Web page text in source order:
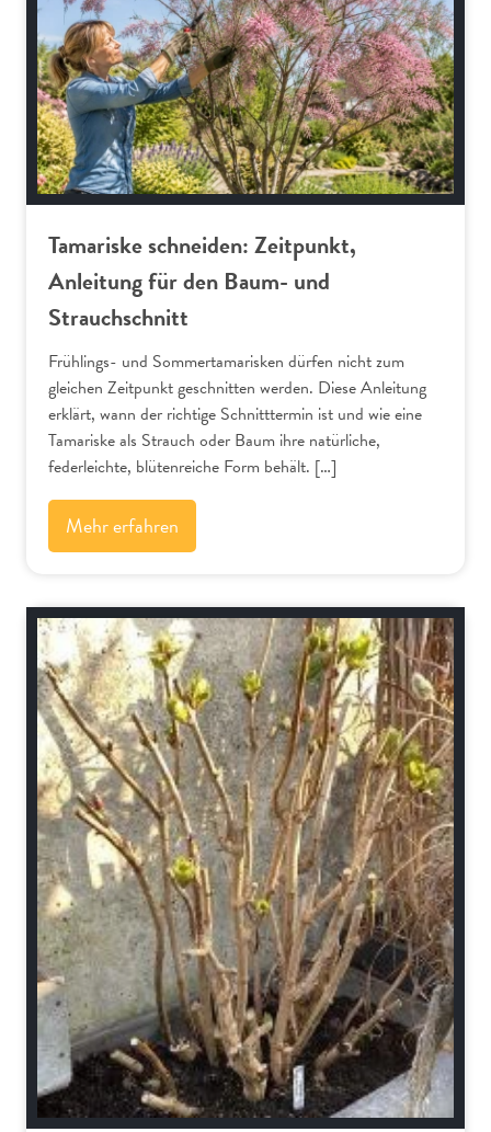
Tamariske schneiden: Zeitpunkt,
Anleitung für den Baum- und
Strauchschnitt
Frühlings- und Sommertamarisken dürfen nicht zum
gleichen Zeitpunkt geschnitten werden. Diese Anleitung
erklärt, wann der richtige Schnitttermin ist und wie eine
Tamariske als Strauch oder Baum ihre natürliche,
federleichte, blütenreiche Form behält. […]
Mehr erfahren
Schnitt-Anleitungen